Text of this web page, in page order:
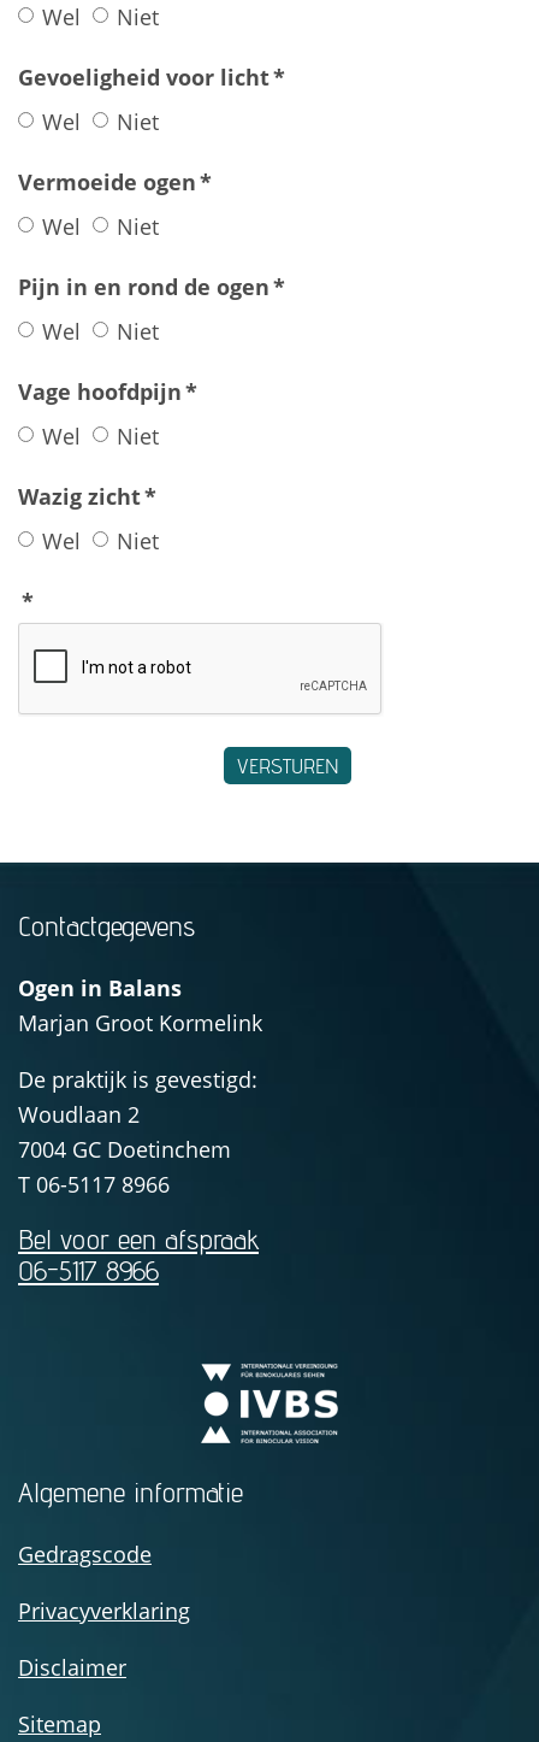
Wel
Niet
Gevoeligheid voor licht*
Wel
Niet
Vermoeide ogen*
Wel
Niet
Pijn in en rond de ogen*
Wel
Niet
Vage hoofdpijn*
Wel
Niet
Wazig zicht*
Wel
Niet
*
VERSTUREN
Contactgegevens
Ogen in Balans
Marjan Groot Kormelink
De praktijk is gevestigd:
Woudlaan 2
7004 GC Doetinchem
T 06-5117 8966
Bel voor een afspraak
06-5117 8966
Algemene informatie
Gedragscode
Privacyverklaring
Disclaimer
Sitemap